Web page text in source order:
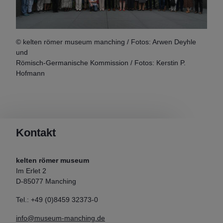
© kelten römer museum manching / Fotos: Arwen Deyhle
und
Römisch-Germanische Kommission / Fotos: Kerstin P.
Hofmann
Kontakt
kelten römer museum
Im Erlet 2
D-85077 Manching
Tel.: +49 (0)8459 32373-0
info@museum-manching.de